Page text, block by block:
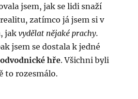
jsem, jak se lidi snaží
zatímco já jsem si v
jakvydělat nějaké prachy.
jsem se dostala k jedné
hře. Všichni byli
to rozesmálo.